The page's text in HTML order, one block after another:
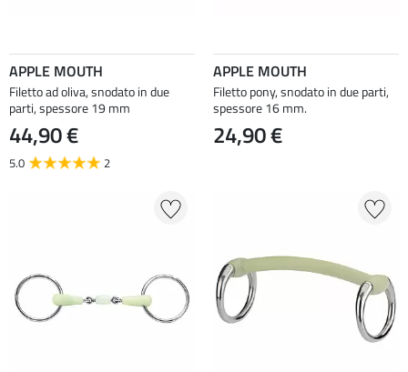
APPLE MOUTH
Filetto ad oliva, snodato in due
parti, spessore 19 mm
44,90 €
5.0 2
APPLE MOUTH
Filetto pony, snodato in due parti,
spessore 16 mm.
24,90 €